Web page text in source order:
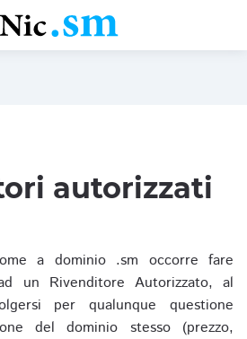
autorizzati
a dominio .sm occorre fare
un Rivenditore Autorizzato, al
per qualunque questione
del dominio stesso (prezzo,